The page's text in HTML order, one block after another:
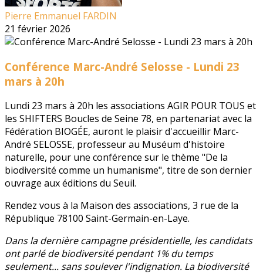
Pierre Emmanuel FARDIN
21 février 2026
Conférence Marc-André Selosse - Lundi 23
mars à 20h
Lundi 23 mars à 20h les associations AGIR POUR TOUS et
les SHIFTERS Boucles de Seine 78, en partenariat avec la
Fédération BIOGÉE, auront le plaisir d'accueillir Marc-
André SELOSSE, professeur au Muséum d'histoire
naturelle, pour une conférence sur le thème "De la
biodiversité comme un humanisme", titre de son dernier
ouvrage aux éditions du Seuil.
Rendez vous à la Maison des associations, 3 rue de la
République 78100 Saint-Germain-en-Laye.
Dans la dernière campagne présidentielle, les candidats
ont parlé de biodiversité pendant 1% du temps
seulement... sans soulever l'indignation. La biodiversité